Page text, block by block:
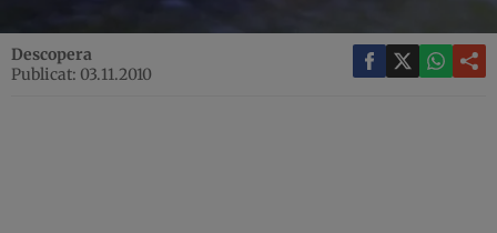
Descopera
Publicat: 03.11.2010